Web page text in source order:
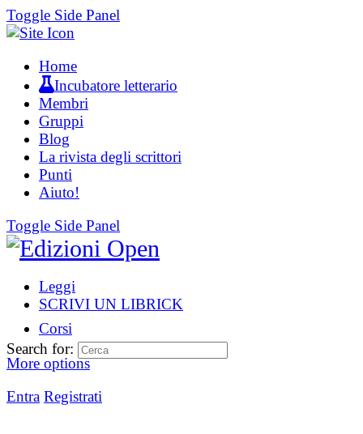
Toggle Side Panel
Home
Incubatore letterario
Membri
Gruppi
Blog
La rivista degli scrittori
Punti
Aiuto!
Toggle Side Panel
Leggi
SCRIVI UN LIBRICK
Corsi
More options
Entra Registrati
Search for: